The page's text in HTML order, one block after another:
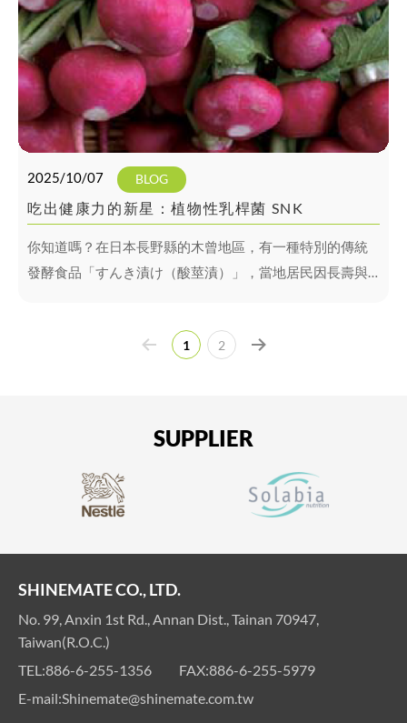
2025/10/07 BLOG
吃出健康力的新星：植物性乳桿菌 SNK
你知道嗎？在日本長野縣的木曾地區，有一種特別的傳統
發酵食品「すんき漬け（酸莖漬）」，當地居民因長壽與
1 2
SUPPLIER
SHINEMATE CO., LTD.
No. 99, Anxin 1st Rd., Annan Dist., Tainan 70947,
Taiwan(R.O.C.)
TEL:886-6-255-1356 FAX:886-6-255-5979
E-mail:Shinemate@shinemate.com.tw